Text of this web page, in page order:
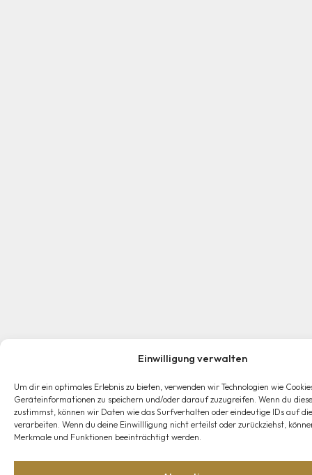
Einwilligung verwalten
Um dir ein optimales Erlebnis zu bieten, verwenden wir Technologien wie
Geräteinformationen zu speichern und/oder darauf zuzugreifen. Wenn du
zustimmst, können wir Daten wie das Surfverhalten oder eindeutige IDs auf
verarbeiten. Wenn du deine Einwillligung nicht erteilst oder zurückziehst,
Merkmale und Funktionen beeinträchtigt werden.